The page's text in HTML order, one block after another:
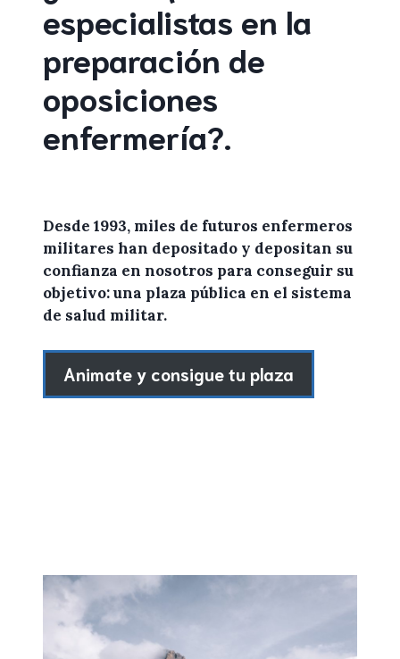
especialistas en la
preparación de
oposiciones
enfermería?.
Desde 1993, miles de futuros enfermeros
militares han depositado y depositan su
confianza en nosotros para conseguir su
objetivo: una plaza pública en el sistema
de salud militar.
Animate y consigue tu plaza